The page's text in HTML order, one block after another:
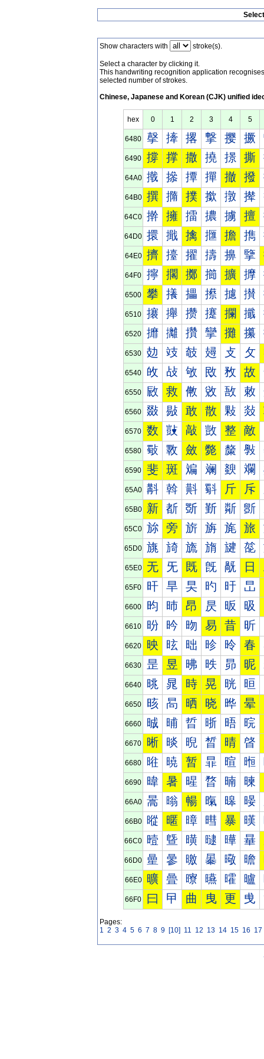
Show characters with stroke(s).
Select a character by clicking it.
This handwriting recognition application
selected number of strokes.
Chinese, Japanese and Korean (CJK) unified
hex 0 1 2 3 4 5
6480 撀 撁 撂 撃 撄 撅
6490 撐 撑 撒 撓 撔 撕
64A0 撠 撡 撢 撣 撤 撥
64B0 撰 撱 撲 撳 撴 撵
64C0 擀 擁 擂 擃 擄 擅
64D0 擐 擑 擒 擓 擔 擕
64E0 擠 擡 擢 擣 擤 擥
64F0 擰 擱 擲 擳 擴 擵
6500 攀 攁 攂 攃 攄 攅
6510 攐 攑 攒 攓 攔 攕
6520 攠 攡 攢 攣 攤 攥
6530 攰 攱 攲 攳 攴 攵
6540 敀 敁 敂 敃 敄 故
6550 敐 救 敒 敓 敔 敕
6560 敠 敡 敢 散 敤 敥
6570 数 敱 敲 敳 整 敵
6580 斀 斁 斂 斃 斄 斅
6590 斐 斑 斒 斓 斔 斕
65A0 斠 斡 斢 斣 斤 斥
65B0 新 斱 斲 斳 斴 斵
65C0 旀 旁 旂 旃 旄 旅
65D0 旐 旑 旒 旓 旔 旕
65E0 无 旡 既 旣 旤 日
65F0 旰 旱 旲 旳 旴 旵
6600 昀 昁 昂 昃 昄 昅
6610 昐 昑 昒 易 昔 昕
6620 映 昡 昢 昣 昤 春
6630 昰 昱 昲 昳 昴 昵
6640 晀 晁 時 晃 晄 晅
6650 晐 晑 晒 晓 晔 晕
6660 晠 晡 晢 晣 晤 晥
6670 晰 晱 晲 晳 晴 晵
6680 暀 暁 暂 暃 暄 暅
6690 暐 暑 暒 暓 暔 暕
66A0 暠 暡 暢 暣 暤 暥
66B0 暰 暱 暲 暳 暴 暵
66C0 曀 曁 曂 曃 曄 曅
66D0 曐 曑 曒 曓 曔 曕
66E0 曠 曡 曢 曣 曤 曥
66F0 曰 曱 曲 曳 更 曵
Pages:
1 2 3 4 5 6 7 8 9 [10] 11 12 13 14 15 16 17